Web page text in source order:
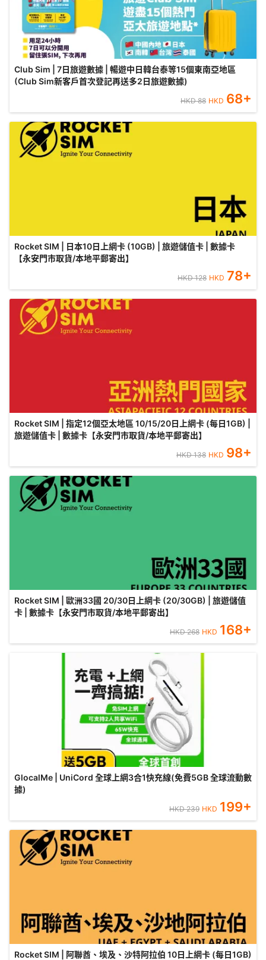
Club Sim | 7日旅遊數據 | 暢遊中日韓台泰等15個東南亞地區
(Club Sim新客戶首次登記再送多2日旅遊數據)
HKD88 HKD 68+
Rocket SIM | 日本10日上網卡 (10GB) | 旅遊儲值卡 | 數據卡
【永安門市取貨/本地平郵寄出】
HKD128 HKD 78+
Rocket SIM | 指定12個亞太地區 10/15/20日上網卡 (每日1GB) |
旅遊儲值卡 | 數據卡【永安門市取貨/本地平郵寄出】
HKD138 HKD 98+
Rocket SIM | 歐洲33國 20/30日上網卡 (20/30GB) | 旅遊儲值
卡 | 數據卡【永安門市取貨/本地平郵寄出】
HKD268 HKD 168+
GlocalMe | UniCord 全球上網3合1快充線(免費5GB 全球流動數
據)
HKD239 HKD 199+
Rocket SIM | 阿聯酋、埃及、沙特阿拉伯 10日上網卡 (每日1GB)